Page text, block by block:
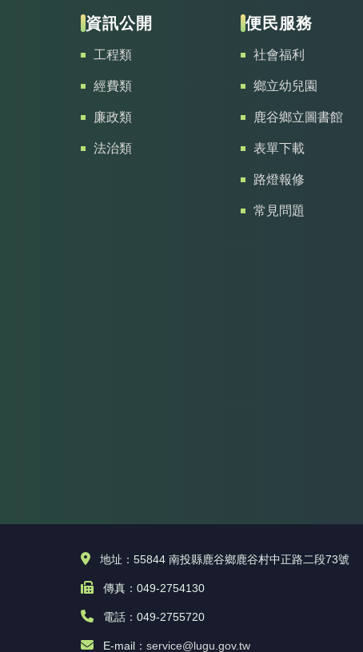
資訊公開
工程類
經費類
廉政類
法治類
便民服務
社會福利
鄉立幼兒園
鹿谷鄉立圖書館
表單下載
路燈報修
常見問題
地址：55844 南投縣鹿谷鄉鹿谷村中正路二段73號
傳真：049-2754130
電話：049-2755720
E-mail： service@lugu.gov.tw